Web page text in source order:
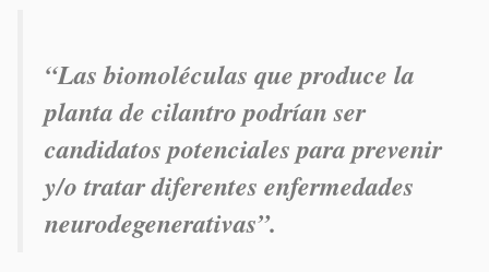
“Las biomoléculas que produce la
planta de cilantro podrían ser
candidatos potenciales para prevenir
y/o tratar diferentes enfermedades
neurodegenerativas”.